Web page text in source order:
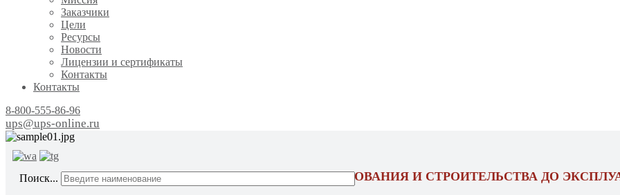
Заказчики
Цели
Ресурсы
Новости
Лицензии и сертификаты
Контакты
Контакты
8-800-555-86-96
ups@ups-online.ru
ОТ ПРОЕКТИРОВАНИЯ И СТРОИТЕЛЬСТВА ДО
Поиск...